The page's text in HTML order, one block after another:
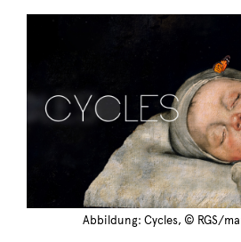
Abbildung: Cycles, © RGS/